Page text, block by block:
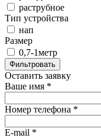
раструбное
Тип устройства
нап
Размер
0,7-1метр
Оставить заявку
Ваше имя *
Номер телефона *
E-mail *